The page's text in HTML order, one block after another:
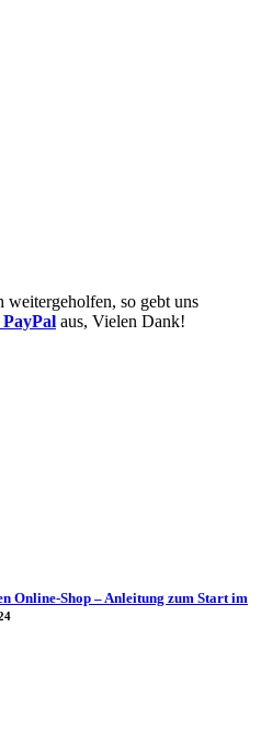
weitergeholfen, so gebt uns
aus, Vielen Dank!
Online-Shop – Anleitung zum Start im